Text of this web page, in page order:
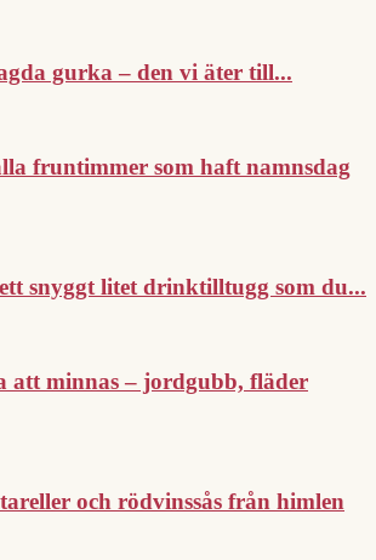
gurka – den vi äter till...
fruntimmer som haft namnsdag
snyggt litet drinktilltugg som du...
att minnas – jordgubb, fläder
och rödvinssås från himlen